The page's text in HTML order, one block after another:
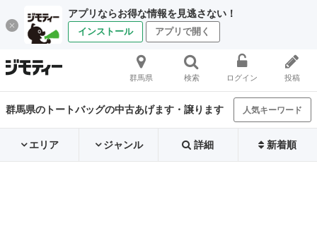
アプリならお得な情報を見逃さない！
インストール アプリで開く
群馬県 検索 ログイン 投稿
群馬県のトートバッグの中古あげます・譲ります 人気キーワード
エリア ジャンル 詳細 新着順